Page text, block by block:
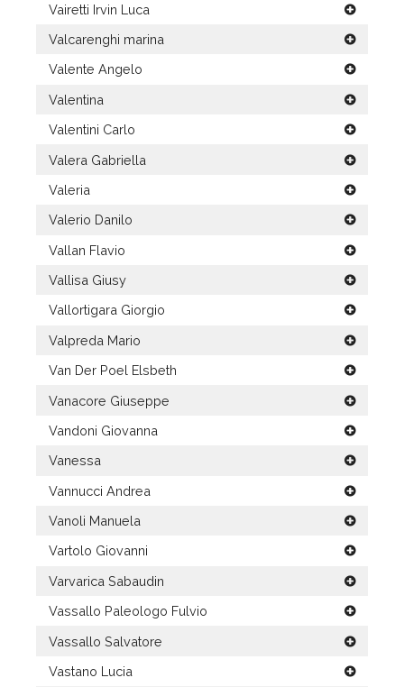
Vairetti Irvin Luca
Valcarenghi marina
Valente Angelo
Valentina
Valentini Carlo
Valera Gabriella
Valeria
Valerio Danilo
Vallan Flavio
Vallisa Giusy
Vallortigara Giorgio
Valpreda Mario
Van Der Poel Elsbeth
Vanacore Giuseppe
Vandoni Giovanna
Vanessa
Vannucci Andrea
Vanoli Manuela
Vartolo Giovanni
Varvarica Sabaudin
Vassallo Paleologo Fulvio
Vassallo Salvatore
Vastano Lucia